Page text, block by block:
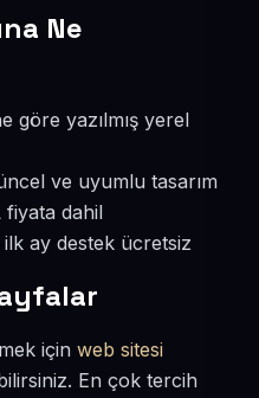
Ne
göre yazılmış yerel
ve uyumlu tasarım
fiyata dahil
ay destek ücretsiz
için web sitesi
En çok tercih